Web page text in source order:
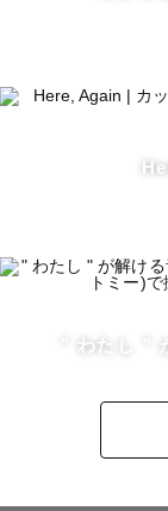
客の写り込みの
降)、もしくは
💬夕日撮影ご希
す！！遠くても
" わたし "